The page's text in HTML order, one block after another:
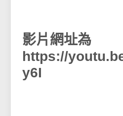
影片網址為
https://
y6I